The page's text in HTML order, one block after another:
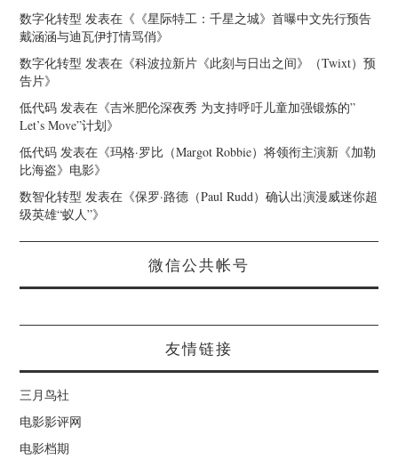
数字化转型 发表在《 《星际特工：千星之城》首曝中文先行预告
戴涵涵与迪瓦伊打情骂俏》
数字化转型 发表在《科波拉新片《此刻与日出之间》（Twixt）预
告片》
低代码 发表在《吉米肥伦深夜秀 为支持呼吁儿童加强锻炼的”
Let’s Move”计划》
低代码 发表在《玛格·罗比（Margot Robbie）将领衔主演新《加勒
比海盗》电影》
数智化转型 发表在《保罗·路德（Paul Rudd）确认出演漫威迷你超
级英雄“蚁人”》
微信公共帐号
友情链接
三月鸟社
电影影评网
电影档期